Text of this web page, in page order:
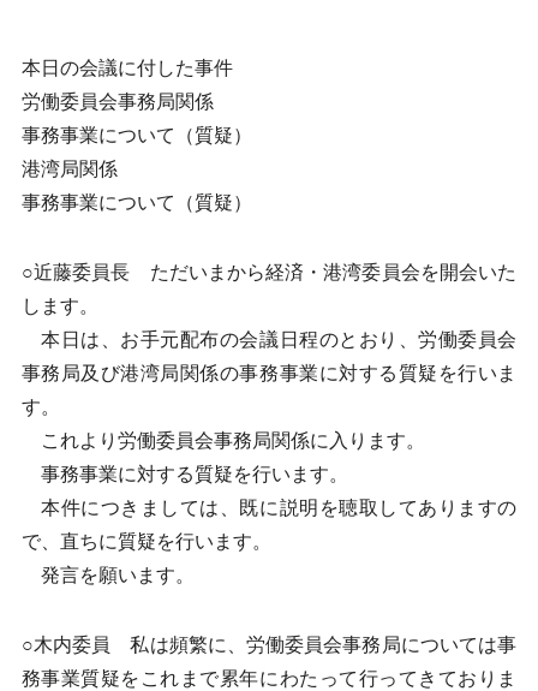
本日の会議に付した事件
労働委員会事務局関係
事務事業について（質疑）
港湾局関係
事務事業について（質疑）
○近藤委員長 ただいまから経済・港湾委員会を開会いた
します。
本日は、お手元配布の会議日程のとおり、労働委員会
事務局及び港湾局関係の事務事業に対する質疑を行いま
す。
これより労働委員会事務局関係に入ります。
事務事業に対する質疑を行います。
本件につきましては、既に説明を聴取してありますの
で、直ちに質疑を行います。
発言を願います。
○木内委員 私は頻繁に、労働委員会事務局については事
務事業質疑をこれまで累年にわたって行ってきておりま